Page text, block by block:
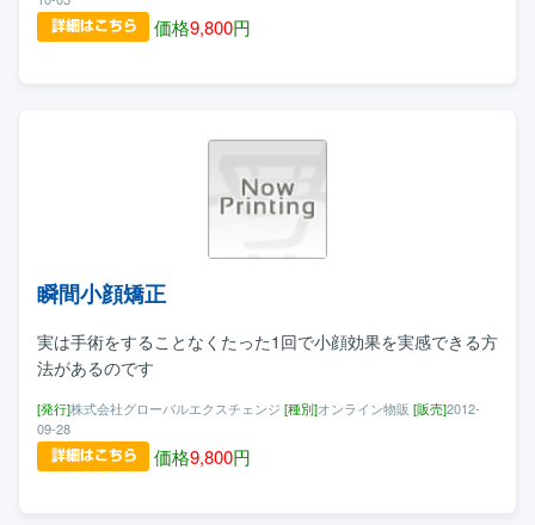
価格9,800円
瞬間小顔矯正
実は手術をすることなくたった1回で小顔効果を実感できる方
法があるのです
[発行]株式会社グローバルエクスチェンジ [種別]オンライン物販 [販売]2012-
09-28
価格9,800円